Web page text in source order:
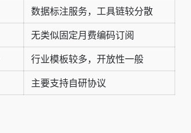
数据标注服务，工具链较分散
无类似固定月费编码订阅
行业模板较多，开放性一般
主要支持自研协议